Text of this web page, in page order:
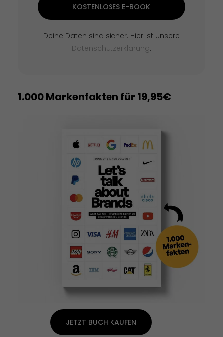
KOSTENLOSES E-BOOK
Deine Daten sind sicher. Hier ist unsere
Datenschutzerklärung.
1.000 Markenfakten für 19,95€
JETZT BUCH KAUFEN